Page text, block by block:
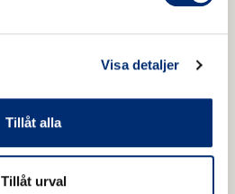
Visa detaljer
Tillåt alla
Tillåt urval